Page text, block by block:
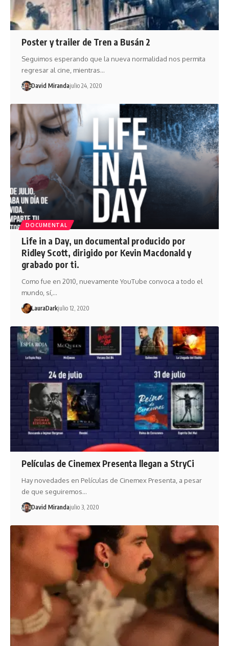
Poster y trailer de Tren a Busán 2
Seguimos esperando que la nueva normalidad nos permita
regresar al cine, mientras…
David Mirandajulio 24, 2020
DOCUMENTAL
Life in a Day, un documental producido por
Ridley Scott, dirigido por Kevin Macdonald y
grabado por ti.
Como fue en 2010, nuevamente YouTube convoca a todo el
mundo, sí,…
LauraDarkjulio 12, 2020
Películas de Cinemex Presenta llegan a StryCi
Hay novedades en Películas de Cinemex Presenta, a pesar
de que seguiremos…
David Mirandajulio 3, 2020